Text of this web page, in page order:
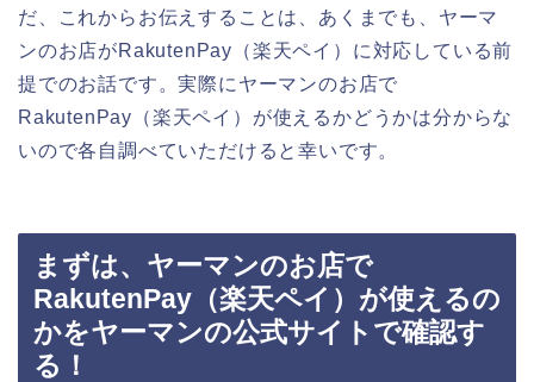
だ、これからお伝えすることは、あくまでも、ヤーマ
ンのお店がRakutenPay（楽天ペイ）に対応している前
提でのお話です。実際にヤーマンのお店で
RakutenPay（楽天ペイ）が使えるかどうかは分からな
いので各自調べていただけると幸いです。
まずは、ヤーマンのお店で
RakutenPay（楽天ペイ）が使えるの
かをヤーマンの公式サイトで確認す
る！